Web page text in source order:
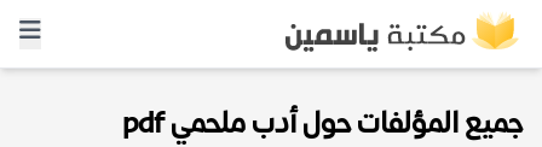
جميع المؤلفات حول أدب ملحمي pdf